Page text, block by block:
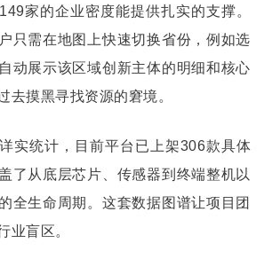
家的企业密度能提供扎实的支撑。
只需在地图上快速切换省份，例如选
动展示该区域创新主体的明细和核心
去摸黑寻找资源的窘境。
实统计，目前平台已上架306款具体
了从底层芯片、传感器到终端整机以
全生命周期。这套数据图谱让项目团
业盲区。